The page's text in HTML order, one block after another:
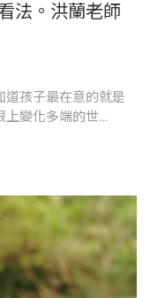
法。洪蘭老師
道孩子最在意的就是
上變化多端的世
道」及「思之辨」